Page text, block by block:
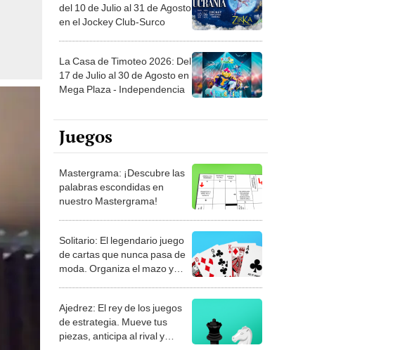
del 10 de Julio al 31 de Agosto
en el Jockey Club-Surco
La Casa de Timoteo 2026: Del
17 de Julio al 30 de Agosto en
Mega Plaza - Independencia
Juegos
Mastergrama: ¡Descubre las
palabras escondidas en
nuestro Mastergrama!
Solitario: El legendario juego
de cartas que nunca pasa de
moda. Organiza el mazo y
Ajedrez: El rey de los juegos
de estrategia. Mueve tus
piezas, anticipa al rival y